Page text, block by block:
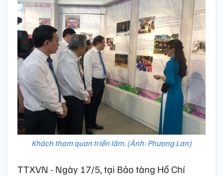
Khách tham quan triển lãm. (Ảnh: Phương Lan)
TTXVN - Ngày 17/5, tại Bảo tàng Hồ Chí